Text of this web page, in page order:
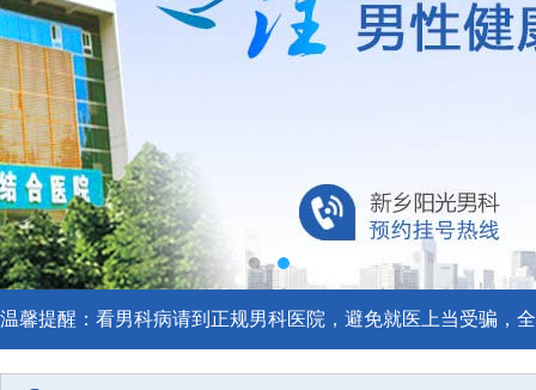
温馨提醒：看男科病请到正规男科医院，避免就医上当受骗，